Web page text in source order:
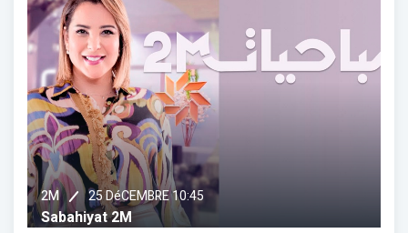
2M 25 DéCEMBRE 10:45
Sabahiyat 2M